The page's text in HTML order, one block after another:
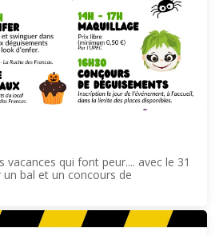
vacances qui font peur.... avec le 31
bal et un concours de